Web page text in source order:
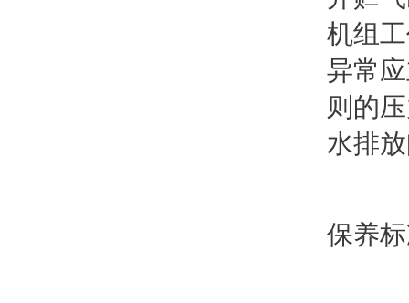
机组
异常
则的
水排
保养